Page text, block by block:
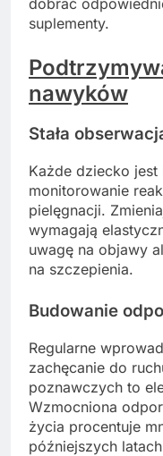
suplementy.
nawyków
Stała
Każde dziecko
monitorowanie
pielęgnacji.
wymagają
uwagę na objawy
na szczepienia.
Budowanie
Regularne
zachęcanie do
poznawczych to
Wzmocniona
życia procentuje
późniejszych